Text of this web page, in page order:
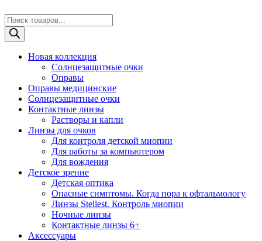
Поиск
товаров
Новая коллекция
Солнцезащитные очки
Оправы
Оправы медицинские
Солнцезащитные очки
Контактные линзы
Растворы и капли
Линзы для очков
Для контроля детской миопии
Для работы за компьютером
Для вождения
Детское зрение
Детская оптика
Опасные симптомы. Когда пора к офтальмологу
Линзы Stellest. Контроль миопии
Ночные линзы
Контактные линзы 6+
Аксессуары